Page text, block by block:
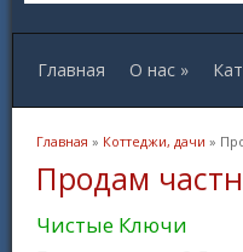
Главная О нас »
Вы здесь
Главная » Коттеджи, дачи »
Продам
Чистые Ключи